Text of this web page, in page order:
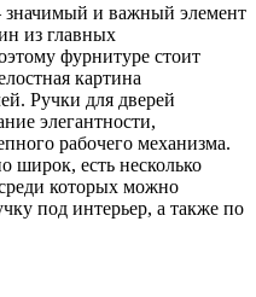
значимый и важный элемент
из главных
фурнитуре стоит
картина
Ручки для дверей
элегантности,
рабочего механизма.
широк, есть несколько
которых можно
под интерьер, а также по